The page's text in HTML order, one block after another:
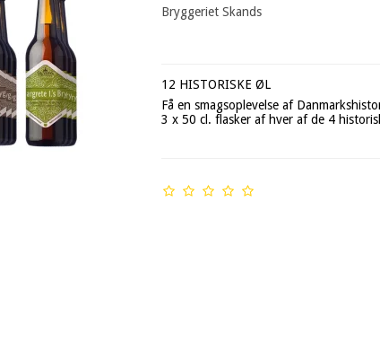
Bryggeriet Skands
12 HISTORISKE ØL
Få en smagsoplevelse af
3 x 50 cl. flasker af hver af de 4